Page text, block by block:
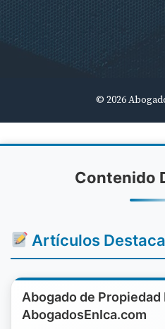
© 2026
Contenido
Artículos
Abogado de Propiedad
AbogadosEnIca.com